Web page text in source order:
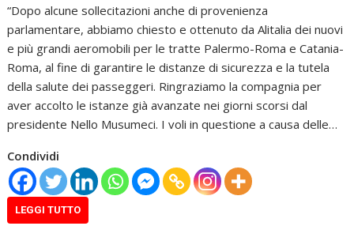
“Dopo alcune sollecitazioni anche di provenienza
parlamentare, abbiamo chiesto e ottenuto da Alitalia dei nuovi
e più grandi aeromobili per le tratte Palermo-Roma e Catania-
Roma, al fine di garantire le distanze di sicurezza e la tutela
della salute dei passeggeri. Ringraziamo la compagnia per
aver accolto le istanze già avanzate nei giorni scorsi dal
presidente Nello Musumeci. I voli in questione a causa delle…
Condividi
LEGGI TUTTO